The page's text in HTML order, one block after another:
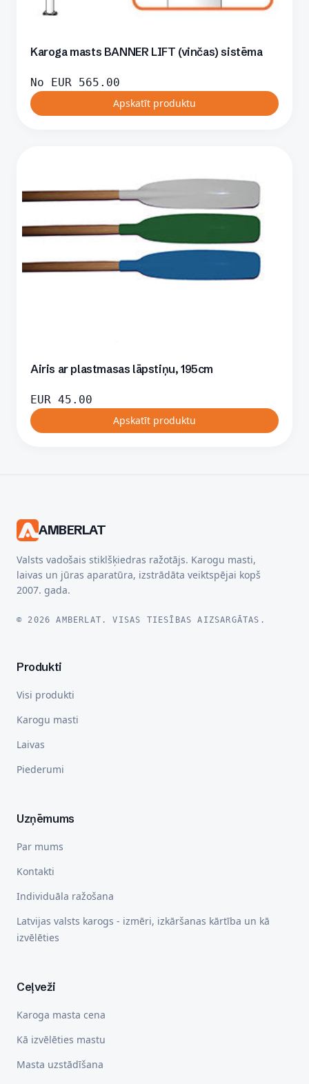
Karoga masts BANNER LIFT (vinčas) sistēma
No EUR 565.00
Apskatīt produktu
Airis ar plastmasas lāpstiņu, 195cm
EUR 45.00
Apskatīt produktu
AMBERLAT
Valsts vadošais stiklšķiedras ražotājs. Karogu masti,
laivas un jūras aparatūra, izstrādāta veiktspējai kopš
2007. gada.
© 2026 AMBERLAT. VISAS TIESĪBAS AIZSARGĀTAS.
Produkti
Visi produkti
Karogu masti
Laivas
Piederumi
Uzņēmums
Par mums
Kontakti
Individuāla ražošana
Latvijas valsts karogs - izmēri, izkāršanas kārtība un kā
izvēlēties
Ceļveži
Karoga masta cena
Kā izvēlēties mastu
Masta uzstādīšana